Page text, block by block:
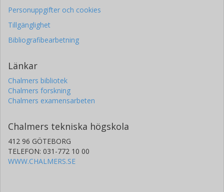
Personuppgifter och cookies
Tillgänglighet
Bibliografibearbetning
Länkar
Chalmers bibliotek
Chalmers forskning
Chalmers examensarbeten
Chalmers tekniska högskola
412 96 GÖTEBORG
TELEFON: 031-772 10 00
WWW.CHALMERS.SE